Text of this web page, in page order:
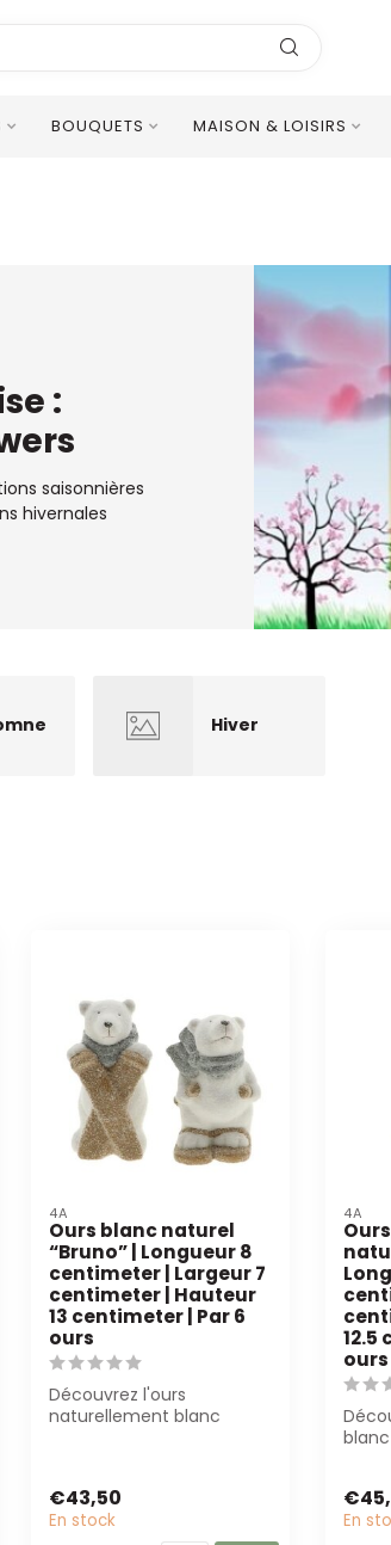
BOUQUETS MAISON & LOISIRS
:
saisonnières
hivernales
Hiver
4A
Ours blanc naturel
“Bruno” | Longueur 8
centimeter | Largeur 7
centimeter | Hauteur
13 centimeter | Par 6
ours
Découvrez l'ours
naturellement blanc
€43,50
En stock
4A
12.5
ours
blanc
En